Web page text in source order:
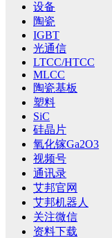
设备
陶瓷
IGBT
光通信
LTCC/HTCC
MLCC
陶瓷基板
塑料
SiC
硅晶片
氧化镓Ga2O3
视频号
通讯录
艾邦官网
艾邦机器人
关注微信
资料下载